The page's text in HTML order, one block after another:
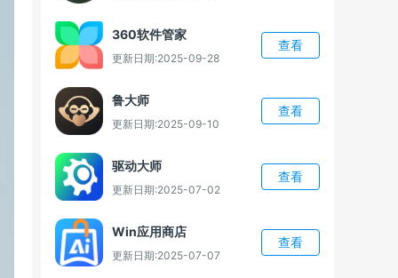
360软件管家
更新日期:2025-09-28
查看
鲁大师
更新日期:2025-09-10
查看
驱动大师
更新日期:2025-07-02
查看
Win应用商店
更新日期:2025-07-07
查看